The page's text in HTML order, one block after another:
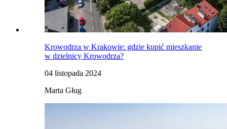
Krowodrza w Krakowie: gdzie kupić mieszkanie
w dzielnicy Krowodrza?
04 listopada 2024
Marta Gług